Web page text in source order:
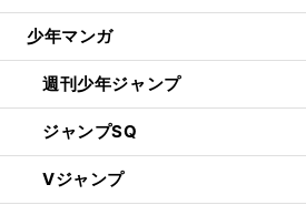
少年マンガ
週刊少年ジャンプ
ジャンプSQ
Vジャンプ